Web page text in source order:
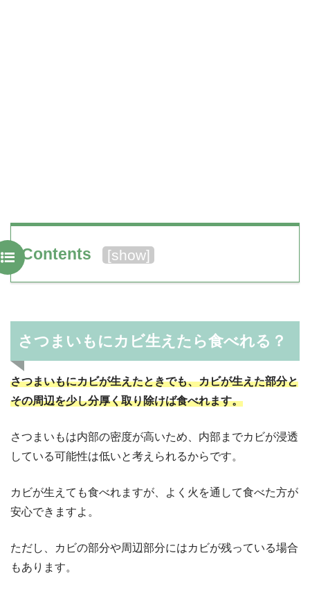
Contents [show]
さつまいもにカビ生えたら食べれる？
さつまいもにカビが生えたときでも、カビが生えた部分と
その周辺を少し分厚く取り除けば食べれます。
さつまいもは内部の密度が高いため、内部までカビが浸透
している可能性は低いと考えられるからです。
カビが生えても食べれますが、よく火を通して食べた方が
安心できますよ。
ただし、カビの部分や周辺部分にはカビが残っている場合
もあります。